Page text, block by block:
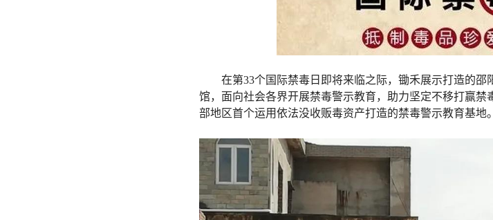
在第33个国际禁毒日即将来临之际，锄禾展示打造的
馆，面向社会各界开展禁毒警示教育，助力坚定不移打赢
部地区首个运用依法没收贩毒资产打造的禁毒警示教育基地。